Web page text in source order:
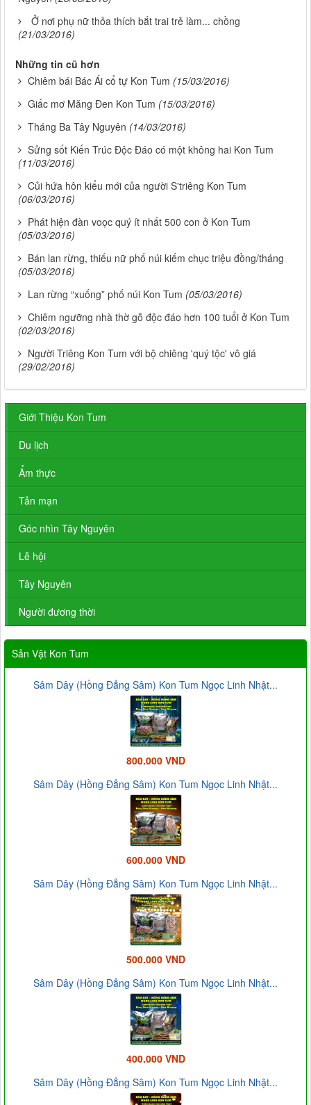
Ở nơi phụ nữ thỏa thích bắt trai trẻ làm... chồng
(21/03/2016)
Những tin cũ hơn
Chiêm bái Bác Ái cổ tự Kon Tum (15/03/2016)
Giấc mơ Măng Đen Kon Tum (15/03/2016)
Tháng Ba Tây Nguyên (14/03/2016)
Sửng sốt Kiến Trúc Độc Đáo có một không hai Kon Tum
(11/03/2016)
Củi hứa hôn kiểu mới của người S'triêng Kon Tum
(06/03/2016)
Phát hiện đàn voọc quý ít nhất 500 con ở Kon Tum
(05/03/2016)
Bán lan rừng, thiếu nữ phố núi kiếm chục triệu đồng/tháng
(05/03/2016)
Lan rừng “xuống” phố núi Kon Tum (05/03/2016)
Chiêm ngưỡng nhà thờ gỗ độc đáo hơn 100 tuổi ở Kon Tum
(02/03/2016)
Người Triêng Kon Tum với bộ chiêng 'quý tộc' vô giá
(29/02/2016)
Giới Thiệu Kon Tum
Du lịch
Ẩm thực
Tản mạn
Góc nhìn Tây Nguyên
Lễ hội
Tây Nguyên
Người đương thời
Sản Vật Kon Tum
Sâm Dây (Hồng Đẳng Sâm) Kon Tum Ngọc Linh Nhật...
800.000 VND
Sâm Dây (Hồng Đẳng Sâm) Kon Tum Ngọc Linh Nhật...
600.000 VND
Sâm Dây (Hồng Đẳng Sâm) Kon Tum Ngọc Linh Nhật...
500.000 VND
Sâm Dây (Hồng Đẳng Sâm) Kon Tum Ngọc Linh Nhật...
400.000 VND
Sâm Dây (Hồng Đẳng Sâm) Kon Tum Ngọc Linh Nhật...